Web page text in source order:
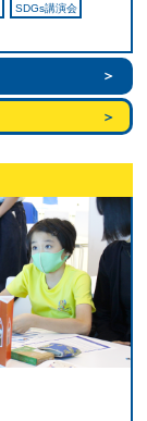
SDGs講演会